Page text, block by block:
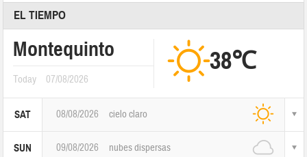
EL TIEMPO
Montequinto
Today 07/08/2026
38℃
SAT 08/08/2026 cielo claro
SUN 09/08/2026 nubes dispersas